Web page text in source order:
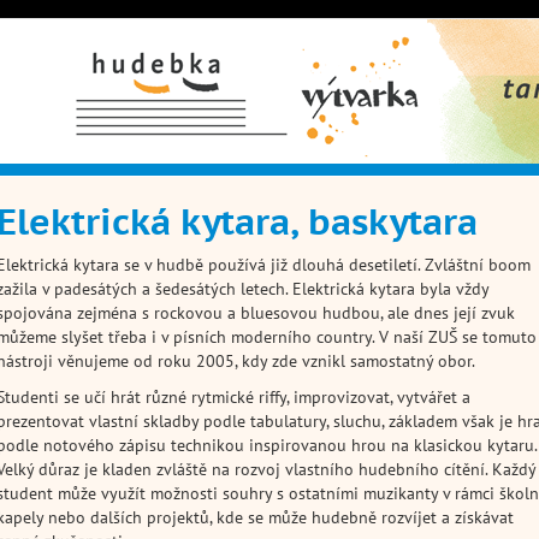
Hudební obor Výtvarný
obor
Taneční
Elektrická kytara, baskytara
kytara se v hudbě používá již dlouhá desetiletí. Zvláštní boom
v padesátých a šedesátých letech. Elektrická kytara byla vždy
zejména s rockovou a bluesovou hudbou, ale dnes její zvuk
slyšet třeba i v písních moderního country. V naší ZUŠ se tomuto
věnujeme od roku 2005, kdy zde vznikl samostatný obor.
se učí hrát různé rytmické riffy, improvizovat, vytvářet a
vlastní skladby podle tabulatury, sluchu, základem však je
notového zápisu technikou inspirovanou hrou na klasickou kytaru.
důraz je kladen zvláště na rozvoj vlastního hudebního cítění. Každý
může využít možnosti souhry s ostatními muzikanty v rámci
nebo dalších projektů, kde se může hudebně rozvíjet a získávat